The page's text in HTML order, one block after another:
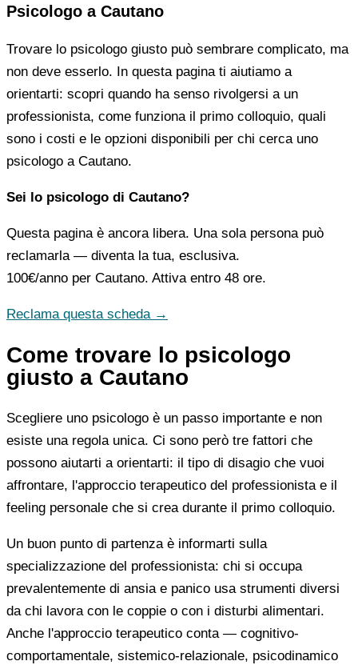
Psicologo a Cautano
Trovare lo psicologo giusto può sembrare complicato, ma
non deve esserlo. In questa pagina ti aiutiamo a
orientarti: scopri quando ha senso rivolgersi a un
professionista, come funziona il primo colloquio, quali
sono i costi e le opzioni disponibili per chi cerca uno
psicologo a Cautano.
Sei lo psicologo di Cautano?
Questa pagina è ancora libera. Una sola persona può
reclamarla — diventa la tua, esclusiva.
100€/anno per Cautano. Attiva entro 48 ore.
Reclama questa scheda →
Come trovare lo psicologo
giusto a Cautano
Scegliere uno psicologo è un passo importante e non
esiste una regola unica. Ci sono però tre fattori che
possono aiutarti a orientarti: il tipo di disagio che vuoi
affrontare, l'approccio terapeutico del professionista e il
feeling personale che si crea durante il primo colloquio.
Un buon punto di partenza è informarti sulla
specializzazione del professionista: chi si occupa
prevalentemente di ansia e panico usa strumenti diversi
da chi lavora con le coppie o con i disturbi alimentari.
Anche l'approccio terapeutico conta — cognitivo-
comportamentale, sistemico-relazionale, psicodinamico